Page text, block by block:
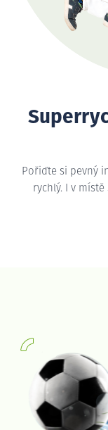
Pořiďte si pevný
rychlý. I v